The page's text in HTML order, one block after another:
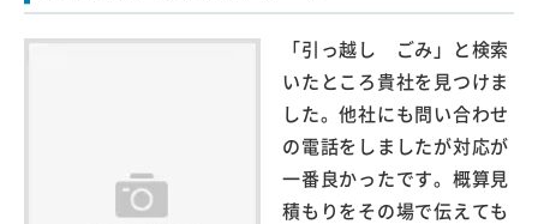
「引っ越し ごみ」と検索
いたところ貴社を見つけま
した。他社にも問い合わせ
の電話をしましたが対応が
一番良かったです。概算見
積もりをその場で伝えても